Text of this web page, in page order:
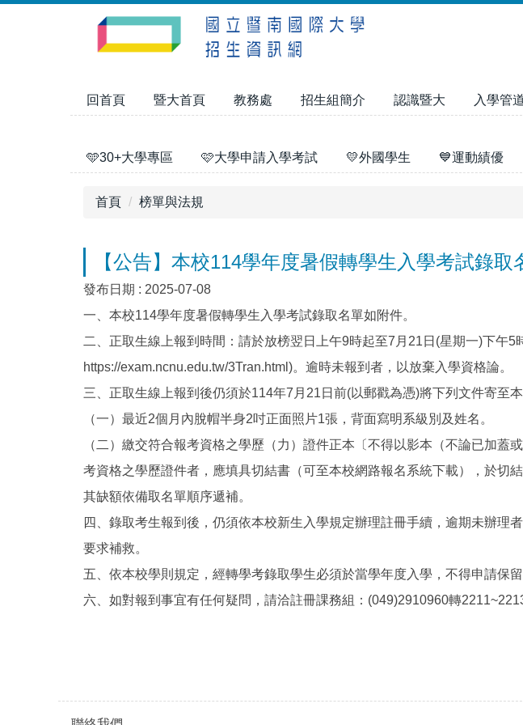
回首頁 暨大首頁 教務處 招生組簡介 認識暨大 入學管
🩵30+大學專區 🩷大學申請入學考試 💛外國學生 💙運動績優
首頁 榜單與法規
【公告】本校114學年度暑假轉學生入學考試錄取
發布日期 : 2025-07-08
一、本校114學年度暑假轉學生入學考試錄取名單如附件。
二、正取生線上報到時間：請於放榜翌日上午9時起至7月21日(星期一)下午5
https://exam.ncnu.edu.tw/3Tran.html)。逾時未報到者，以放棄入學資格論。
三、正取生線上報到後仍須於114年7月21日前(以郵戳為憑)將下列文件寄至
（一）最近2個月內脫帽半身2吋正面照片1張，背面寫明系級別及姓名。
（二）繳交符合報考資格之學歷（力）證件正本〔不得以影本（不論已加
考資格之學歷證件者，應填具切結書（可至本校網路報名系統下載），於切
其缺額依備取名單順序遞補。
四、錄取考生報到後，仍須依本校新生入學規定辦理註冊手續，逾期未辦
要求補救。
五、依本校學則規定，經轉學考錄取學生必須於當學年度入學，不得申請保留
六、如對報到事宜有任何疑問，請洽註冊課務組：(049)2910960轉2211~2213